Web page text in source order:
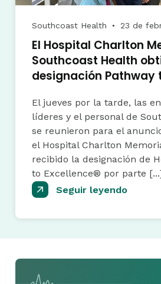
Southcoast Health ● 23 de
El Hospital Charlton
Southcoast Health
designación Pathway
El jueves por la tarde, las
líderes y el personal de
se reunieron para el
el Hospital Charlton
recibido la designación de
to Excellence® por parte
Seguir leyendo